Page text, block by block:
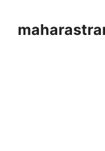
content